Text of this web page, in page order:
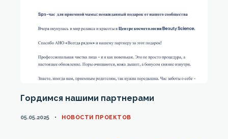
Гордимся нашими партнерами
05.05.2025 CATEGORIES
НОВОСТИ ПРОЕКТОВ